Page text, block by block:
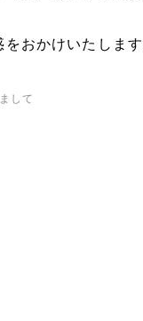
おかけいたしま
して